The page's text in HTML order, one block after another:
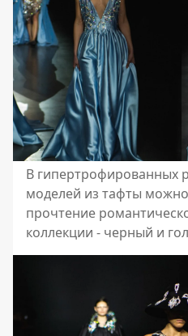
В гипертрофированных
моделей из тафты
прочтение
коллекции - черный и